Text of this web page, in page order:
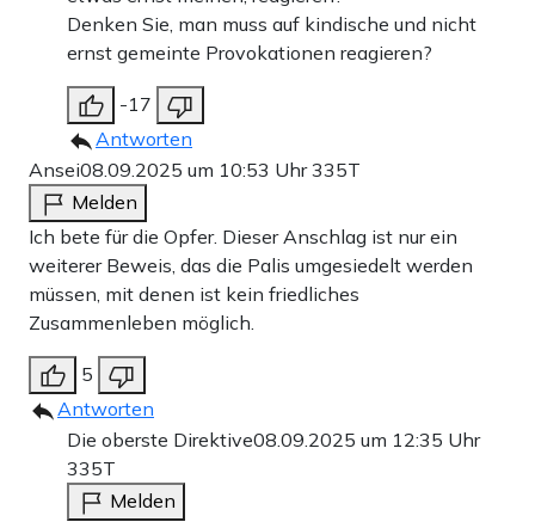
Denken Sie, man muss auf kindische und nicht
ernst gemeinte Provokationen reagieren?
-17
Antworten
Ansei08.09.2025 um 10:53 Uhr335T
Melden
Ich bete für die Opfer. Dieser Anschlag ist nur ein
weiterer Beweis, das die Palis umgesiedelt werden
müssen, mit denen ist kein friedliches
Zusammenleben möglich.
5
Antworten
Die oberste Direktive08.09.2025 um 12:35 Uhr
335T
Melden